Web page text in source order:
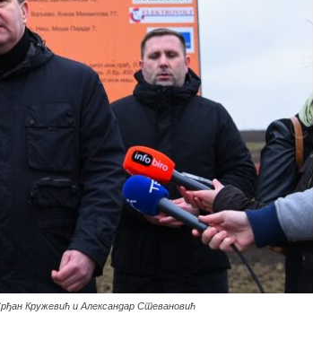
Кружевић и Александар Стевановић